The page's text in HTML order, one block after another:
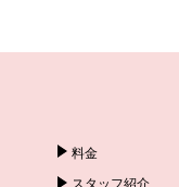
料金
スタッフ紹介